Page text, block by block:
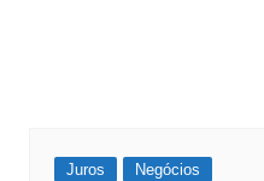
Juros Negócios